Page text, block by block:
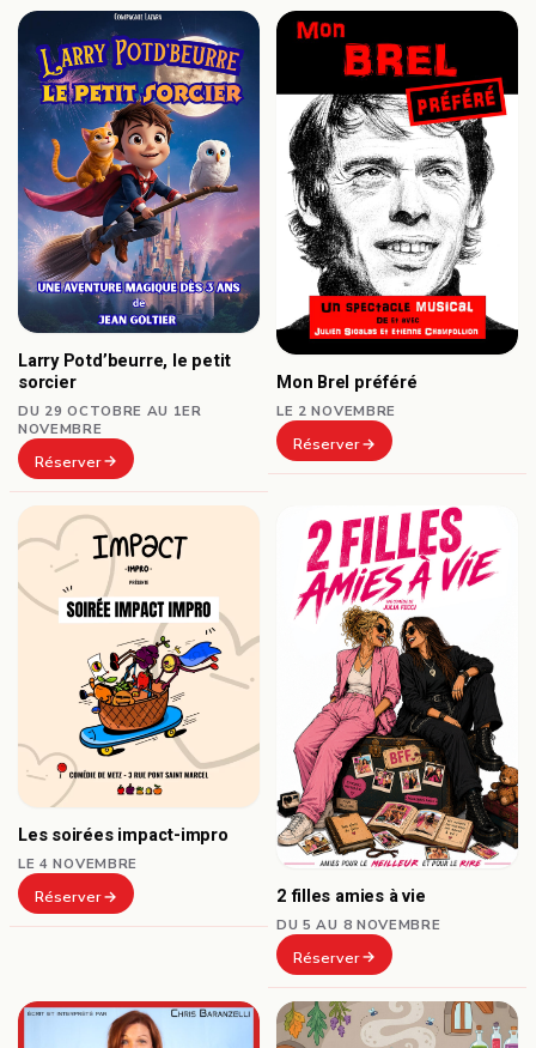
Larry Potd’beurre, le petit
sorcier
DU 29 OCTOBRE AU 1ER
NOVEMBRE
Réserver
Mon Brel préféré
LE 2 NOVEMBRE
Réserver
Les soirées impact-impro
LE 4 NOVEMBRE
Réserver 2 filles amies à vie
DU 5 AU 8 NOVEMBRE
Réserver